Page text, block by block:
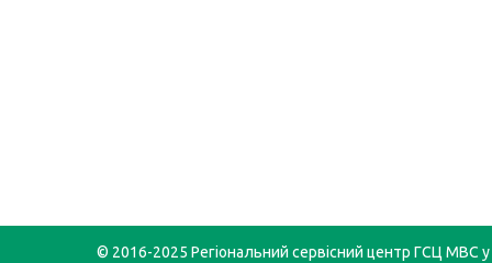
© 2016-2025 Регіональний сервісний центр ГСЦ МВС у